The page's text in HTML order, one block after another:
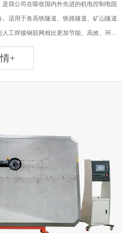
我公司在吸收国内外先进的机电控制电阻
适用于各高铁隧道、铁路隧道、矿山隧道
工焊接钢筋网相比更加节能、高效、环
+